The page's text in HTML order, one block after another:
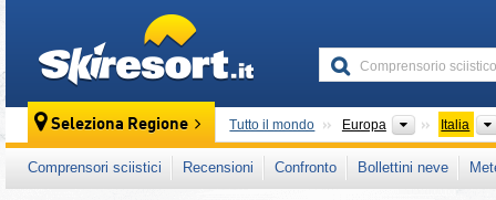
Seleziona Regione Tutto il mondo Europa Continenti
Italia
Questo comprensorio sciistico è presente
Alpi Italiane
Italia Settentrionale Alpi
Comprensori sciistici Recensioni Confronto Bollettini neve